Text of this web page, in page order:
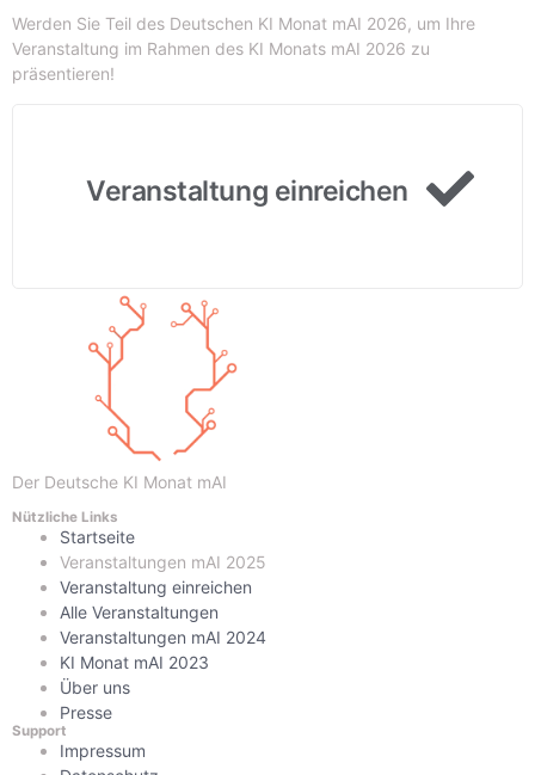
Werden Sie Teil des Deutschen KI Monat mAI 2026, um Ihre
Veranstaltung im Rahmen des KI Monats mAI 2026 zu
präsentieren!
Veranstaltung einreichen
Der Deutsche KI Monat mAI
Nützliche Links
Startseite
Veranstaltungen mAI 2025
Veranstaltung einreichen
Alle Veranstaltungen
Veranstaltungen mAI 2024
KI Monat mAI 2023
Über uns
Presse
Support
Impressum